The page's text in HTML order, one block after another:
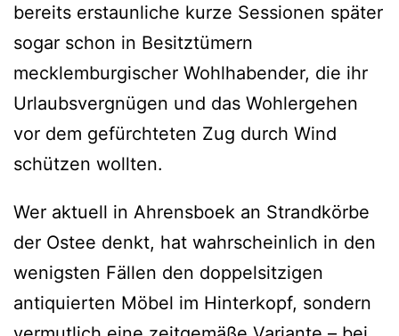
bereits erstaunliche kurze Sessionen später
sogar schon in Besitztümern
mecklemburgischer Wohlhabender, die ihr
Urlaubsvergnügen und das Wohlergehen
vor dem gefürchteten Zug durch Wind
schützen wollten.
Wer aktuell in Ahrensboek an Strandkörbe
der Ostee denkt, hat wahrscheinlich in den
wenigsten Fällen den doppelsitzigen
antiquierten Möbel im Hinterkopf, sondern